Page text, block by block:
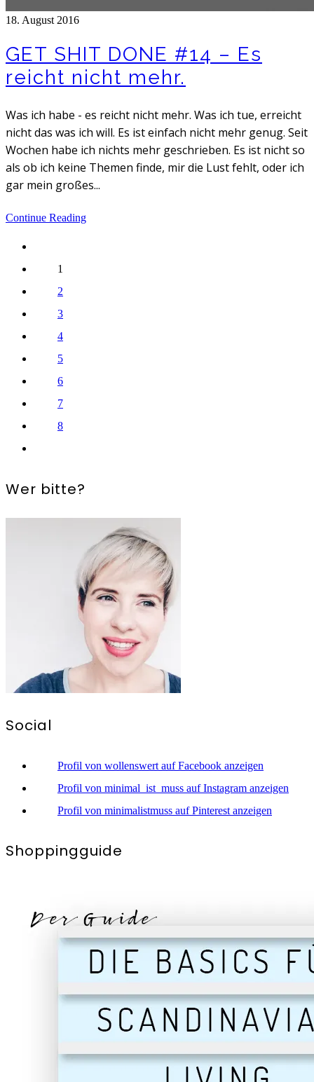
18. August 2016
GET SHIT DONE #14 – Es
reicht nicht mehr.
Was ich habe - es reicht nicht mehr. Was ich tue, erreicht
nicht das was ich will. Es ist einfach nicht mehr genug. Seit
Wochen habe ich nichts mehr geschrieben. Es ist nicht so
als ob ich keine Themen finde, mir die Lust fehlt, oder ich
gar mein großes...
Continue Reading
1
2
3
4
5
6
7
8
Wer bitte?
Social
Profil von wollenswert auf Facebook anzeigen
Profil von minimal_ist_muss auf Instagram anzeigen
Profil von minimalistmuss auf Pinterest anzeigen
Shoppingguide